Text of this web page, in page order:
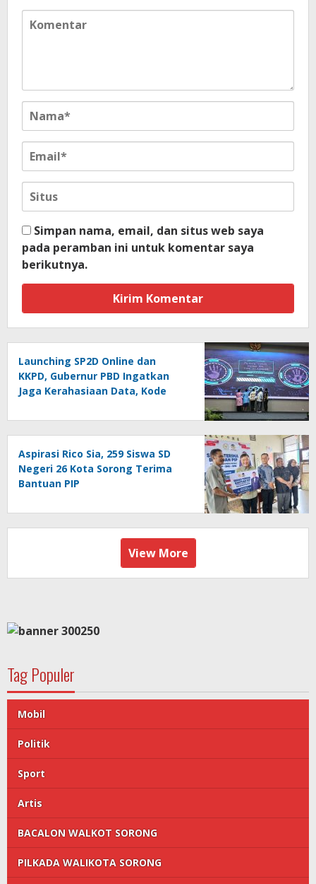
Simpan nama, email, dan situs web saya
pada peramban ini untuk komentar saya
berikutnya.
Launching SP2D Online dan
KKPD, Gubernur PBD Ingatkan
Jaga Kerahasiaan Data, Kode
Aspirasi Rico Sia, 259 Siswa SD
Negeri 26 Kota Sorong Terima
Bantuan PIP
View More
Tag Populer
Mobil
Politik
Sport
Artis
BACALON WALKOT SORONG
PILKADA WALIKOTA SORONG